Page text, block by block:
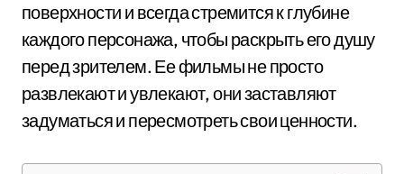
поверхности и всегда стремится к глубине
каждого персонажа, чтобы раскрыть его душу
перед зрителем. Ее фильмы не просто
развлекают и увлекают, они заставляют
задуматься и пересмотреть свои ценности.